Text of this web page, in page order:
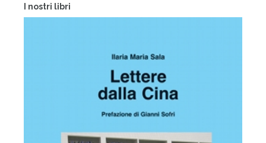
I nostri libri